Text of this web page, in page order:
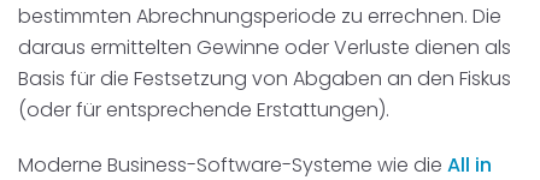
bestimmten Abrechnungsperiode zu errechnen. Die
daraus ermittelten Gewinne oder Verluste dienen als
Basis für die Festsetzung von Abgaben an den Fiskus
(oder für entsprechende Erstattungen).
Moderne Business-Software-Systeme wie dieAll in